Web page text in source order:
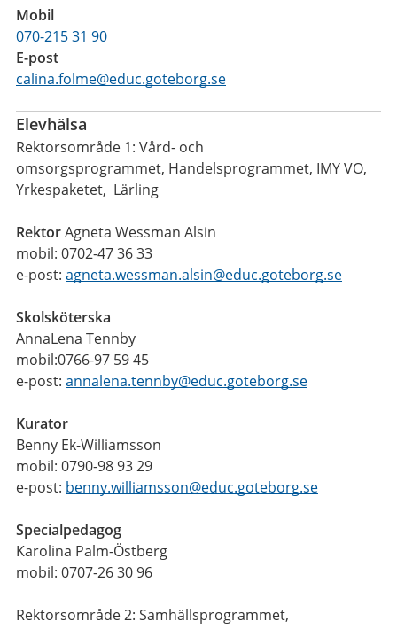
Mobil
070-215 31 90
E-post
calina.folme@educ.goteborg.se
Elevhälsa
Rektorsområde 1: Vård- och
omsorgsprogrammet, Handelsprogrammet, IMY VO,
Yrkespaketet, Lärling
RektorAgneta Wessman Alsin
mobil: 0702-47 36 33
e-post: agneta.wessman.alsin@educ.goteborg.se
Skolsköterska
AnnaLena Tennby
mobil:0766-97 59 45
e-post: annalena.tennby@educ.goteborg.se
Kurator
Benny Ek-Williamsson
mobil: 0790-98 93 29
e-post: benny.williamsson@educ.goteborg.se
Specialpedagog
Karolina Palm-Östberg
mobil: 0707-26 30 96
Rektorsområde 2: Samhällsprogrammet,